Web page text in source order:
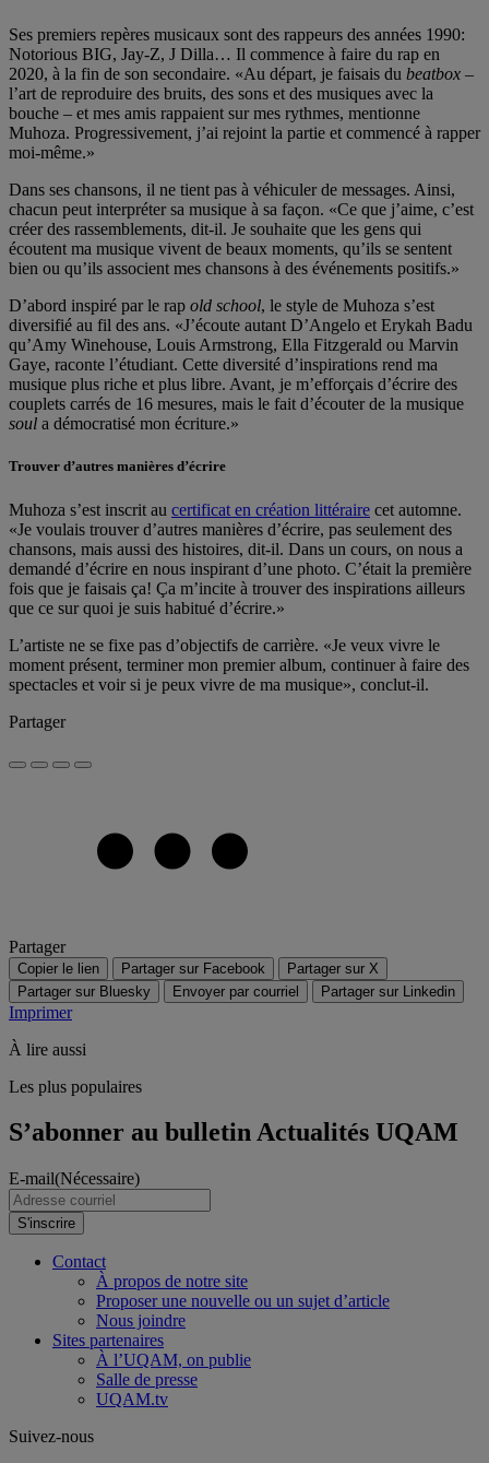
Ses premiers repères musicaux sont des rappeurs des années 1990:
Notorious BIG, Jay-Z, J Dilla… Il commence à faire du rap en
2020, à la fin de son secondaire. «Au départ, je faisais du beatbox –
l’art de reproduire des bruits, des sons et des musiques avec la
bouche – et mes amis rappaient sur mes rythmes, mentionne
Muhoza. Progressivement, j’ai rejoint la partie et commencé à rapper
moi-même.»
Dans ses chansons, il ne tient pas à véhiculer de messages. Ainsi,
chacun peut interpréter sa musique à sa façon. «Ce que j’aime, c’est
créer des rassemblements, dit-il. Je souhaite que les gens qui
écoutent ma musique vivent de beaux moments, qu’ils se sentent
bien ou qu’ils associent mes chansons à des événements positifs.»
D’abord inspiré par le rap old school, le style de Muhoza s’est
diversifié au fil des ans. «J’écoute autant D’Angelo et Erykah Badu
qu’Amy Winehouse, Louis Armstrong, Ella Fitzgerald ou Marvin
Gaye, raconte l’étudiant. Cette diversité d’inspirations rend ma
musique plus riche et plus libre. Avant, je m’efforçais d’écrire des
couplets carrés de 16 mesures, mais le fait d’écouter de la musique
soul a démocratisé mon écriture.»
Trouver d’autres manières d’écrire
Muhoza s’est inscrit au certificat en création littéraire cet automne.
«Je voulais trouver d’autres manières d’écrire, pas seulement des
chansons, mais aussi des histoires, dit-il. Dans un cours, on nous a
demandé d’écrire en nous inspirant d’une photo. C’était la première
fois que je faisais ça! Ça m’incite à trouver des inspirations ailleurs
que ce sur quoi je suis habitué d’écrire.»
L’artiste ne se fixe pas d’objectifs de carrière. «Je veux vivre le
moment présent, terminer mon premier album, continuer à faire des
spectacles et voir si je peux vivre de ma musique», conclut-il.
Partager
Partager
Copier le lien Partager sur Facebook
Partager sur X
Partager sur Bluesky
Envoyer par courriel Partager sur Linkedin
Imprimer
À lire aussi
Les plus populaires
S’abonner au bulletin Actualités UQAM
E-mail(Nécessaire)
S'inscrire
Contact
À propos de notre site
Proposer une nouvelle ou un sujet d’article
Nous joindre
Sites partenaires
À l’UQAM, on publie
Salle de presse
UQAM.tv
Suivez-nous